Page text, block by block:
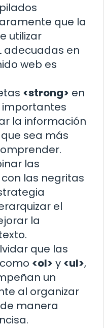
que la
utilizar
adecuadas en
web es
<strong> en
importantes
la información
sea más
las
con las negritas
el
la
que las
<ol> y <ul>,
un
al organizar
manera